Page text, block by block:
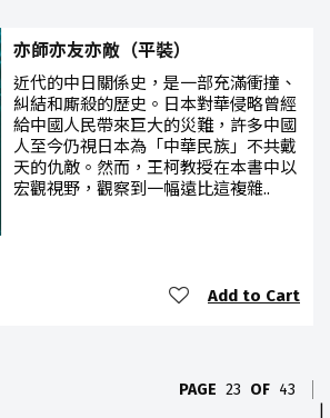
亦師亦友亦敵（平裝）
近代的中日關係史，是一部充滿衝撞、
糾結和廝殺的歷史。日本對華侵略曾經
給中國人民帶來巨大的災難，許多中國
人至今仍視日本為「中華民族」不共戴
天的仇敵。然而，王柯教授在本書中以
宏觀視野，觀察到一幅遠比這複雜..
Add to Cart
PAGE 23 OF 43